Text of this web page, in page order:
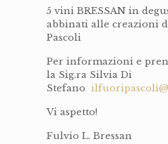
5 vini BRESSAN in
abbinati alle creazioni
Pascoli
Per informazioni e
la Sig.ra Silvia Di
Stefano
Vi aspetto!
Fulvio L. Bressan